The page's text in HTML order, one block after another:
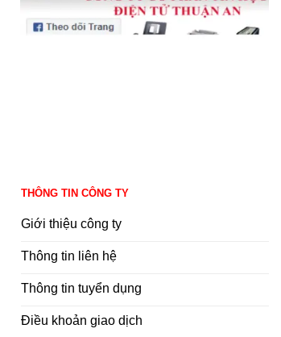
THÔNG TIN CÔNG TY
Giới thiệu công ty
Thông tin liên hệ
Thông tin tuyển dụng
Điều khoản giao dịch